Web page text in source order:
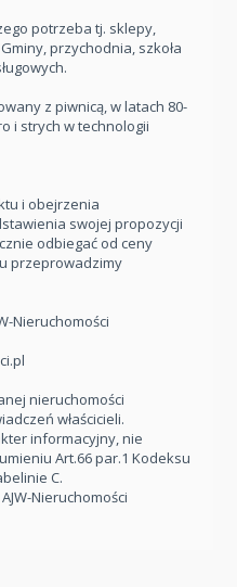
potrzeba tj. sklepy,
przychodnia, szkoła
z piwnicą, w latach 80-
i strych w technologii
i obejrzenia
swojej propozycji
odbiegać od ceny
przeprowadzimy
Nieruchomości
nieruchomości
właścicieli.
informacyjny, nie
Art.66 par.1 Kodeksu
C.
Nieruchomości